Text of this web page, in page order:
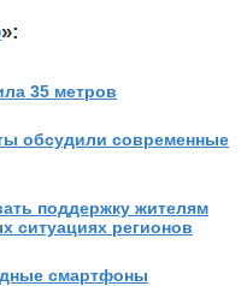
»:
35 метров
обсудили современные
поддержку жителям
ситуациях регионов
смартфоны